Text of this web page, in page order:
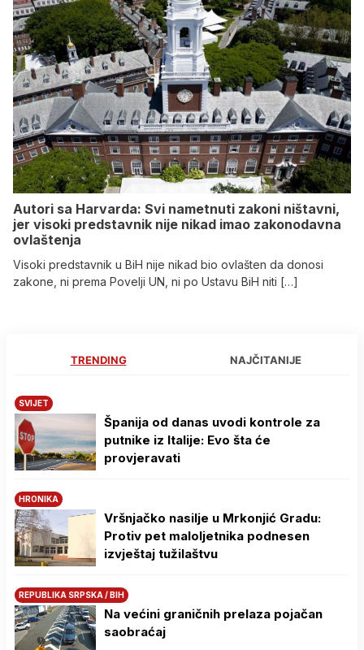
Autori sa Harvarda: Svi nametnuti zakoni ništavni,
jer visoki predstavnik nije nikad imao zakonodavna
ovlaštenja
Visoki predstavnik u BiH nije nikad bio ovlašten da donosi
zakone, ni prema Povelji UN, ni po Ustavu BiH niti […]
TRENDING NAJČITANIJE
SVIJET
Španija od danas uvodi kontrole za
putnike iz Italije: Evo šta će
provjeravati
HRONIKA
Vršnjačko nasilje u Mrkonjić Gradu:
Protiv pet maloljetnika podnesen
izvještaj tužilaštvu
REPUBLIKA SRPSKA / BIH
Na većini graničnih prelaza pojačan
saobraćaj